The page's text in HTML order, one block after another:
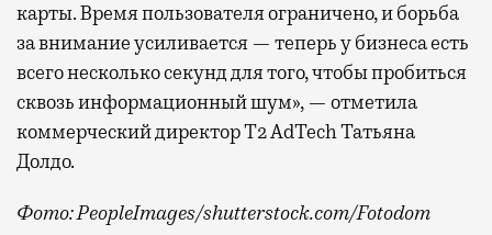
карты. Время пользователя ограничено, и борьба
за внимание усиливается — теперь у бизнеса есть
всего несколько секунд для того, чтобы пробиться
сквозь информационный шум», — отметила
коммерческий директор Т2 AdTech Татьяна
Долдо.
Фото: PeopleImages/shutterstock.com/Fotodom